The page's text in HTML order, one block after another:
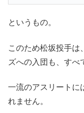
というもの。
このため松坂投手は
ズへの入団も、すべ
一流のアスリートに
れません。